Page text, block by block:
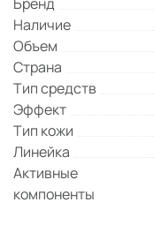
Наличие
Объем
Страна
Тип средств
Эффект
Тип кожи
Линейка
Активные
компоненты